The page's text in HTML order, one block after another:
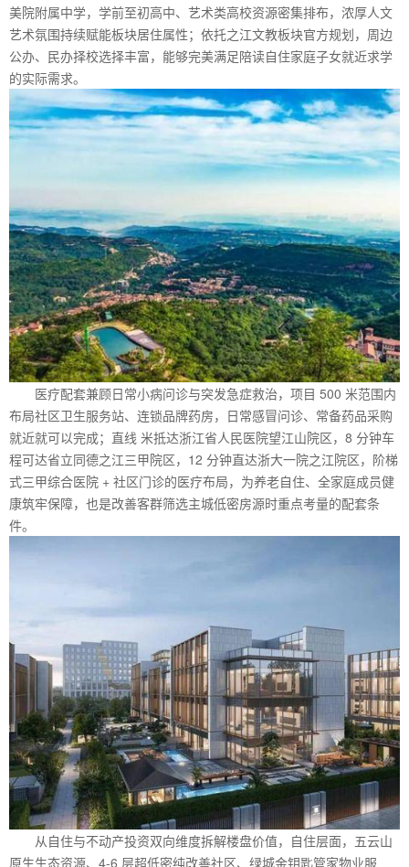
美院附属中学，学前至初高中、艺术类高校资源密集排布，浓厚人文
艺术氛围持续赋能板块居住属性；依托之江文教板块官方规划，周边
公办、民办择校选择丰富，能够完美满足陪读自住家庭子女就近求学
的实际需求。
医疗配套兼顾日常小病问诊与突发急症救治，项目 500 米范围内
布局社区卫生服务站、连锁品牌药房，日常感冒问诊、常备药品采购
就近就可以完成；直线 米抵达浙江省人民医院望江山院区，8 分钟车
程可达省立同德之江三甲院区，12 分钟直达浙大一院之江院区，阶梯
式三甲综合医院 + 社区门诊的医疗布局，为养老自住、全家庭成员健
康筑牢保障，也是改善客群筛选主城低密房源时重点考量的配套条
件。
从自住与不动产投资双向维度拆解楼盘价值，自住层面，五云山
原生生态资源、4-6 层超低密纯改善社区、绿城金钥匙管家物业服